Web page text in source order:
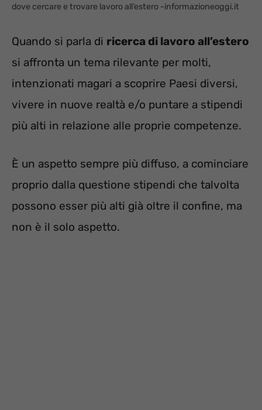
dove cercare e trovare lavoro all’estero -informazioneoggi.it
Quando si parla di ricerca di lavoro all’estero
si affronta un tema rilevante per molti,
intenzionati magari a scoprire Paesi diversi,
vivere in nuove realtà e/o puntare a stipendi
più alti in relazione alle proprie competenze.
È un aspetto sempre più diffuso, a cominciare
proprio dalla questione stipendi che talvolta
possono esser più alti già oltre il confine, ma
non è il solo aspetto.